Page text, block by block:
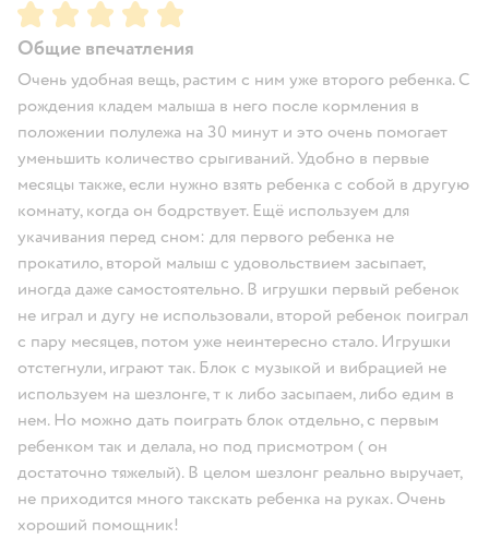
Рейтинг:5
Общие впечатления
Очень удобная вещь, растим с ним уже второго ребенка. С
рождения кладем малыша в него после кормления в
положении полулежа на 30 минут и это очень помогает
уменьшить количество срыгиваний. Удобно в первые
месяцы также, если нужно взять ребенка с собой в другую
комнату, когда он бодрствует. Ещё используем для
укачивания перед сном: для первого ребенка не
прокатило, второй малыш с удовольствием засыпает,
иногда даже самостоятельно. В игрушки первый ребенок
не играл и дугу не использовали, второй ребенок поиграл
с пару месяцев, потом уже неинтересно стало. Игрушки
отстегнули, играют так. Блок с музыкой и вибрацией не
используем на шезлонге, т к либо засыпаем, либо едим в
нем. Но можно дать поиграть блок отдельно, с первым
ребенком так и делала, но под присмотром ( он
достаточно тяжелый). В целом шезлонг реально выручает,
не приходится много такскать ребенка на руках. Очень
хороший помощник!